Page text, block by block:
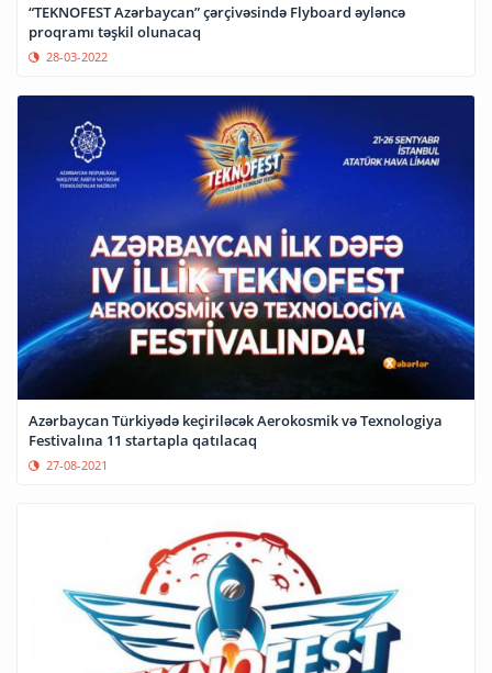
“TEKNOFEST Azərbaycan” çərçivəsində Flyboard əyləncə
proqramı təşkil olunacaq
28-03-2022
Azərbaycan Türkiyədə keçiriləcək Aerokosmik və Texnologiya
Festivalına 11 startapla qatılacaq
27-08-2021